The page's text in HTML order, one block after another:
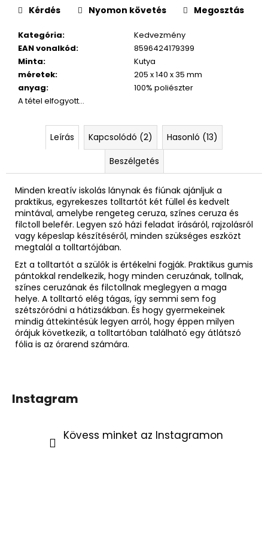
Kategória:
Kedvezmény
EAN vonalkód:
8596424179399
Minta:
Kutya
méretek:
205 x 140 x 35 mm
anyag:
100% poliészter
A tétel elfogyott…
Kérdés Nyomon követés Megosztás
Leírás Kapcsolódó (2)
Hasonló (13)
Beszélgetés
Minden kreatív iskolás lánynak és fiúnak ajánljuk a
praktikus, egyrekeszes tolltartót két füllel és kedvelt
mintával, amelybe rengeteg ceruza, színes ceruza és
filctoll belefér. Legyen szó házi feladat írásáról, rajzolásról
vagy képeslap készítéséről, minden szükséges eszközt
megtalál a tolltartójában.
Ezt a tolltartót a szülők is értékelni fogják. Praktikus gumis
pántokkal rendelkezik, hogy minden ceruzának, tollnak,
színes ceruzának és filctollnak meglegyen a maga
helye. A tolltartó elég tágas, így semmi sem fog
szétszóródni a hátizsákban. És hogy gyermekeinek
mindig áttekintésük legyen arról, hogy éppen milyen
órájuk következik, a tolltartóban található egy átlátszó
fólia is az órarend számára.
Instagram
Kövess minket az Instagramon